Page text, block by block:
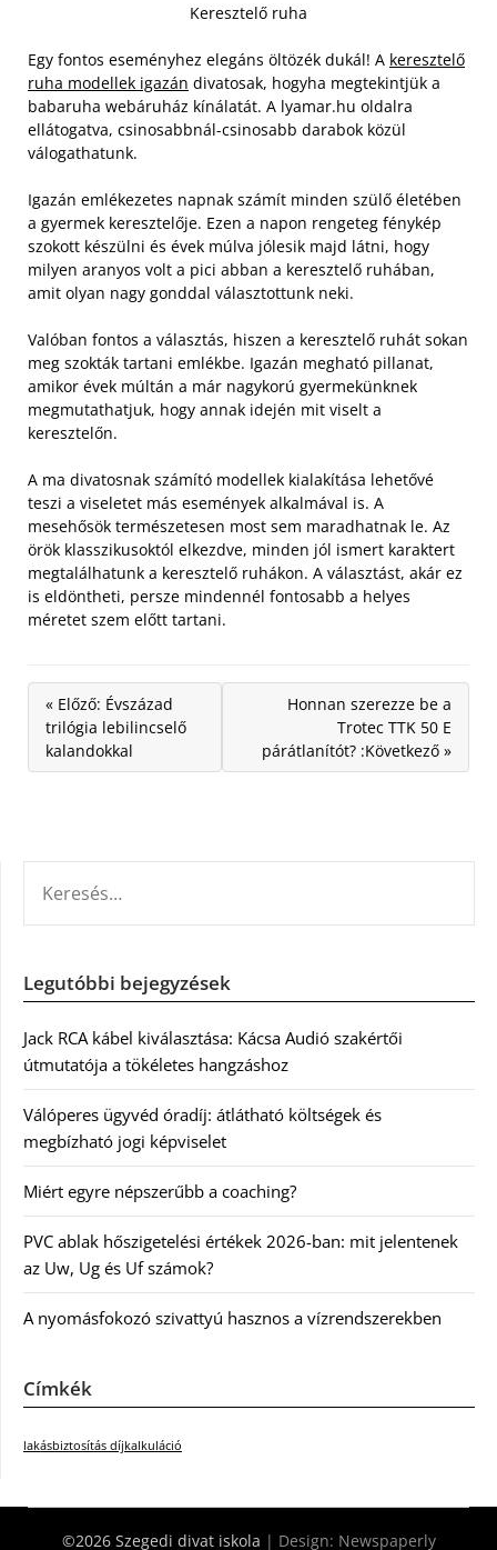
Keresztelő ruha
Egy fontos eseményhez elegáns öltözék dukál! A keresztelő
ruha modellek igazán divatosak, hogyha megtekintjük a
babaruha webáruház kínálatát. A lyamar.hu oldalra
ellátogatva, csinosabbnál-csinosabb darabok közül
válogathatunk.
Igazán emlékezetes napnak számít minden szülő életében
a gyermek keresztelője. Ezen a napon rengeteg fénykép
szokott készülni és évek múlva jólesik majd látni, hogy
milyen aranyos volt a pici abban a keresztelő ruhában,
amit olyan nagy gonddal választottunk neki.
Valóban fontos a választás, hiszen a keresztelő ruhát sokan
meg szokták tartani emlékbe. Igazán megható pillanat,
amikor évek múltán a már nagykorú gyermekünknek
megmutathatjuk, hogy annak idején mit viselt a
keresztelőn.
A ma divatosnak számító modellek kialakítása lehetővé
teszi a viseletet más események alkalmával is. A
mesehősök természetesen most sem maradhatnak le. Az
örök klasszikusoktól elkezdve, minden jól ismert karaktert
megtalálhatunk a keresztelő ruhákon. A választást, akár ez
is eldöntheti, persze mindennél fontosabb a helyes
méretet szem előtt tartani.
« Előző: Évszázad
trilógia lebilincselő
kalandokkal
Honnan szerezze be a
Trotec TTK 50 E
párátlanítót? :Következő »
Legutóbbi bejegyzések
Jack RCA kábel kiválasztása: Kácsa Audió szakértői
útmutatója a tökéletes hangzáshoz
Válóperes ügyvéd óradíj: átlátható költségek és
megbízható jogi képviselet
Miért egyre népszerűbb a coaching?
PVC ablak hőszigetelési értékek 2026-ban: mit jelentenek
az Uw, Ug és Uf számok?
A nyomásfokozó szivattyú hasznos a vízrendszerekben
Címkék
lakásbiztosítás díjkalkuláció
©2026 Szegedi divat iskola | Design: Newspaperly